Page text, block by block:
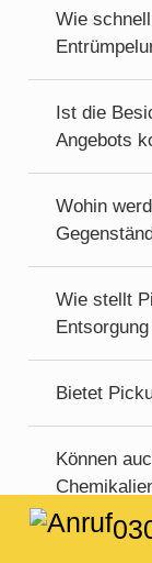
Wie
Ist die
Angebots
Wohin
Wie stellt
Bietet
Können